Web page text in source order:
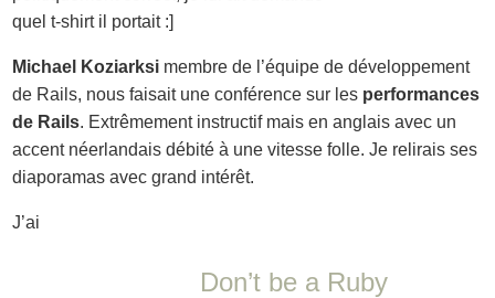
quel t-shirt il portait :]
Michael Koziarksi membre de l’équipe de développement
de Rails, nous faisait une conférence sur les performances
de Rails. Extrêmement instructif mais en anglais avec un
accent néerlandais débité à une vitesse folle. Je relirais ses
diaporamas avec grand intérêt.
Don’t be a Ruby
J’ai